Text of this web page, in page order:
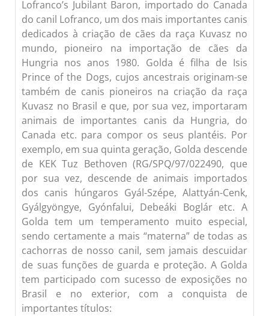
Lofranco’s Jubilant Baron, importado do Canada
do canil Lofranco, um dos mais importantes canis
dedicados à criação de cães da raça Kuvasz no
mundo, pioneiro na importação de cães da
Hungria nos anos 1980. Golda é filha de Isis
Prince of the Dogs, cujos ancestrais originam-se
também de canis pioneiros na criação da raça
Kuvasz no Brasil e que, por sua vez, importaram
animais de importantes canis da Hungria, do
Canada etc. para compor os seus plantéis. Por
exemplo, em sua quinta geração, Golda descende
de KEK Tuz Bethoven (RG/SPQ/97/022490, que
por sua vez, descende de animais importados
dos canis húngaros Gyál-Szépe, Alattyán-Cenk,
Gyálgyöngye, Gyónfalui, Debeáki Boglár etc. A
Golda tem um temperamento muito especial,
sendo certamente a mais “materna” de todas as
cachorras de nosso canil, sem jamais descuidar
de suas funções de guarda e proteção. A Golda
tem participado com sucesso de exposições no
Brasil e no exterior, com a conquista de
importantes títulos: